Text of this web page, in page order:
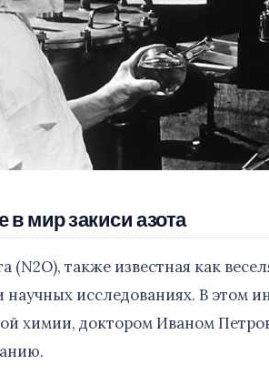
в мир закиси азота
(N2O), также известная как
исследованиях. В этом
химии, доктором Иваном